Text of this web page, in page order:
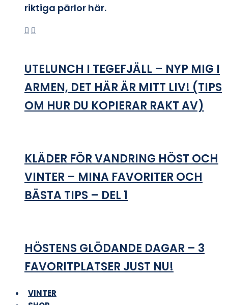
riktiga pärlor här.
UTELUNCH I TEGEFJÄLL – NYP MIG I
ARMEN, DET HÄR ÄR MITT LIV! (TIPS
OM HUR DU KOPIERAR RAKT AV)
KLÄDER FÖR VANDRING HÖST OCH
VINTER – MINA FAVORITER OCH
BÄSTA TIPS – DEL 1
HÖSTENS GLÖDANDE DAGAR – 3
FAVORITPLATSER JUST NU!
VINTER